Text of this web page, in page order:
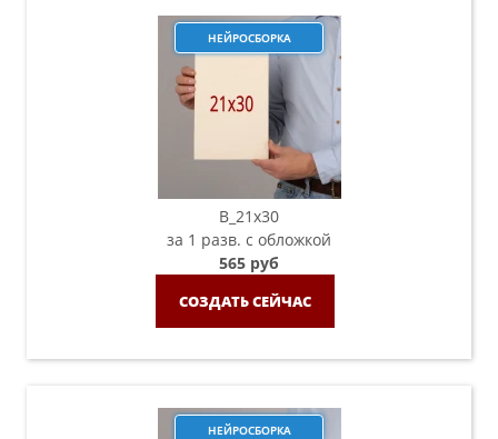
НЕЙРОСБОРКА
B_21х30
за 1 разв. с обложкой
565 руб
СОЗДАТЬ СЕЙЧАС
НЕЙРОСБОРКА